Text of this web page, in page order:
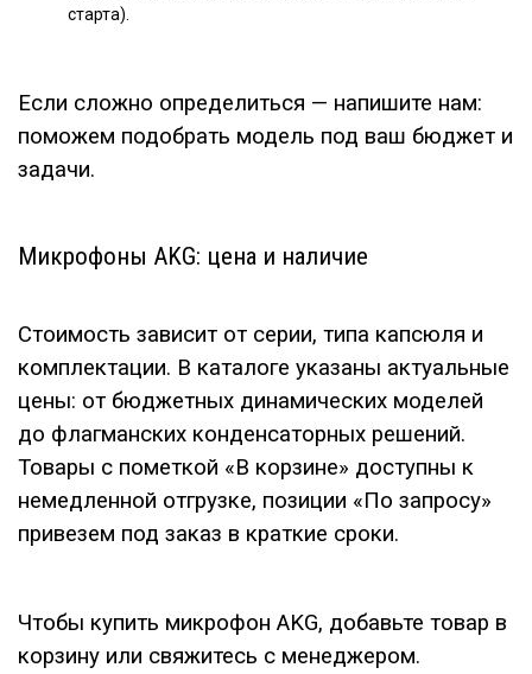
старта).
Если сложно определиться — напишите нам:
поможем подобрать модель под ваш бюджет и
задачи.
Микрофоны AKG: цена и наличие
Стоимость зависит от серии, типа капсюля и
комплектации. В каталоге указаны актуальные
цены: от бюджетных динамических моделей
до флагманских конденсаторных решений.
Товары с пометкой «В корзине» доступны к
немедленной отгрузке, позиции «По запросу»
привезем под заказ в краткие сроки.
Чтобы купить микрофон AKG, добавьте товар в
корзину или свяжитесь с менеджером.